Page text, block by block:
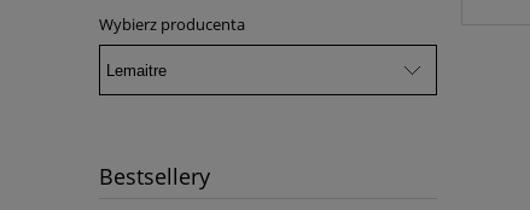
Wybierz producenta
Bestsellery